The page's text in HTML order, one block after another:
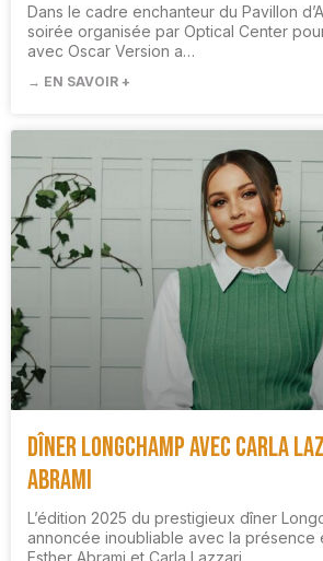
Dans le cadre enchanteur du Pavillon
soirée organisée par Optical Center
avec Oscar Version a…
→ EN SAVOIR +
Dîner Longchamp avec Carla
Abrami
L’édition 2025 du prestigieux dîner
annoncée inoubliable avec la présence